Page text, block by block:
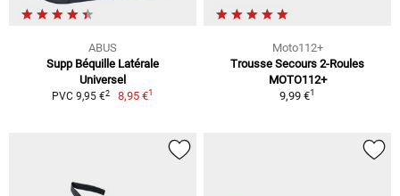
ABUS
Supp Béquille Latérale
Universel
PVC 9,95 €2 8,95 €1
Moto112+
Trousse Secours 2-Roules
MOTO112+
9,99 €1